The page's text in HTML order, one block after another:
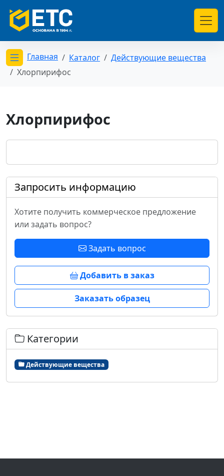
Открыть меню категорий
Главная Каталог
Действующие вещества
Хлорпирифос
Хлорпирифос
Запросить информацию
Хотите получить коммерческое предложение
или задать вопрос?
Задать вопрос
Добавить в заказ
Заказать образец
Категории
Действующие вещества